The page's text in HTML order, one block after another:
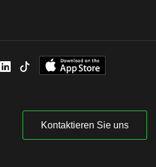
Kontaktieren Sie uns